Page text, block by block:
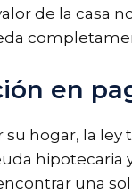
de la casa
en
hogar, la
hipotecaria
una